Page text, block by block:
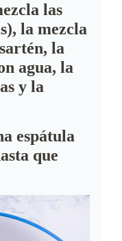
las
la mezcla
la
agua, la
y la
espátula
que